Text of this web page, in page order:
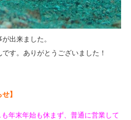
出来ました。
す。ありがとうございました！
】
年末年始も休まず、普通に営業して